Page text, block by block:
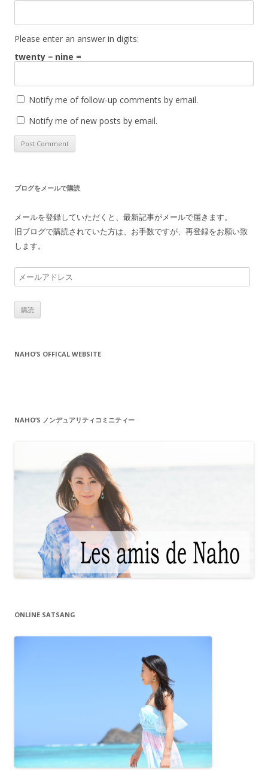
Please enter an answer in digits:
twenty − nine =
Notify me of follow-up comments by email.
Notify me of new posts by email.
ブログをメールで購読
メールを登録していただくと、最新記事がメールで届きます。
旧ブログで購読されていた方は、お手数ですが、再登録をお願い致
します。
メ
ー
ル
ア
NAHO’S OFFICAL WEBSITE
NAHO’S ノンデュアリティコミニティー
ONLINE SATSANG